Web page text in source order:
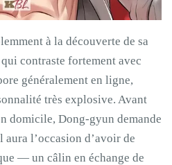
à la découverte de sa
contraste fortement avec
généralement en ligne,
très explosive. Avant
domicile, Dong-gyun demande
l’occasion d’avoir de
— un câlin en échange de